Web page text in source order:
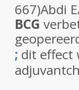
667)Abdi
BCG
; dit effect